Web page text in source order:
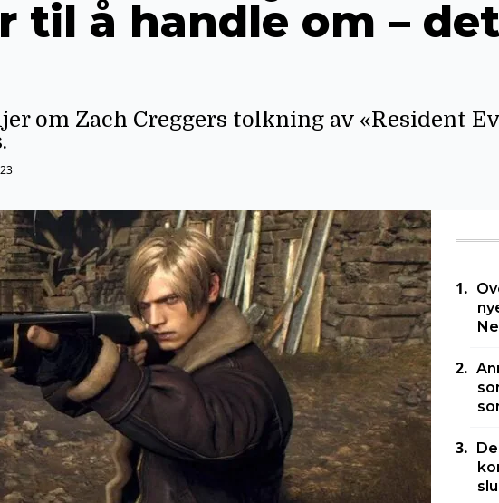
til å handle om –
om Zach Creggers tolkning av «Resident